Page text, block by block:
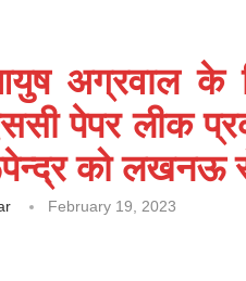
अग्रवाल के
पेपर लीक
को लखनऊ से
February 19, 2023